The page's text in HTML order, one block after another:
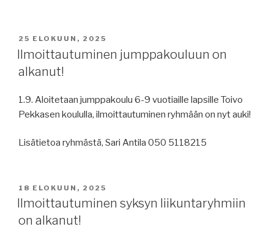
JULKAISTU
25 ELOKUUN, 2025
Ilmoittautuminen jumppakouluun on
alkanut!
1.9. Aloitetaan jumppakoulu 6-9 vuotiaille lapsille Toivo
Pekkasen koululla, ilmoittautuminen ryhmään on nyt auki!
Lisätietoa ryhmästä, Sari Antila 050 5118215
JULKAISTU
18 ELOKUUN, 2025
Ilmoittautuminen syksyn liikuntaryhmiin
on alkanut!